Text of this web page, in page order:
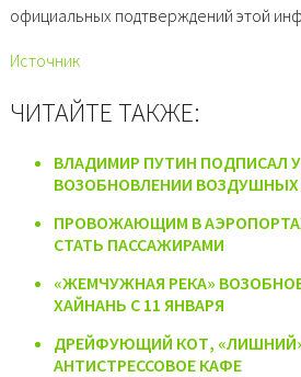
официальных подтверждений этой
Источник
ЧИТАЙТЕ ТАКЖЕ:
ВЛАДИМИР ПУТИН ПОДПИСАЛ
ВОЗОБНОВЛЕНИИ ВОЗДУШНЫХ
ПРОВОЖАЮЩИМ В
СТАТЬ ПАССАЖИРАМИ
«ЖЕМЧУЖНАЯ РЕКА»
ХАЙНАНЬ С 11 ЯНВАРЯ
ДРЕЙФУЮЩИЙ КОТ,
АНТИСТРЕССОВОЕ КАФЕ